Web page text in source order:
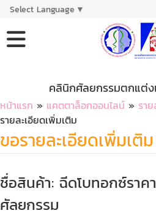
Select Language ▼
คลินิกศัลยกรรมตกแต่
หน้าแรก » แคตตาล็อกออนไลน์ » รา
รายละเอียดเพิ่มเติม
ขอรายละเอียดเพิ่มเติม
ชื่อสินค้า: ฉีดโบทอกซ์ราค
ศัลยกรรม